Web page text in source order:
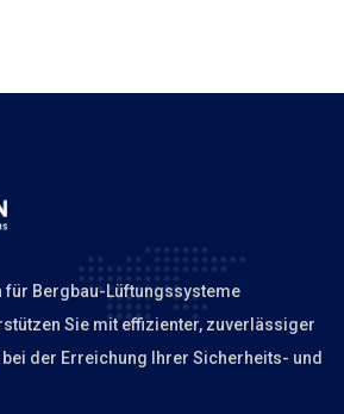
für Bergbau-Lüftungssysteme
Sie mit effizienter, zuverlässiger
der Erreichung Ihrer Sicherheits- und